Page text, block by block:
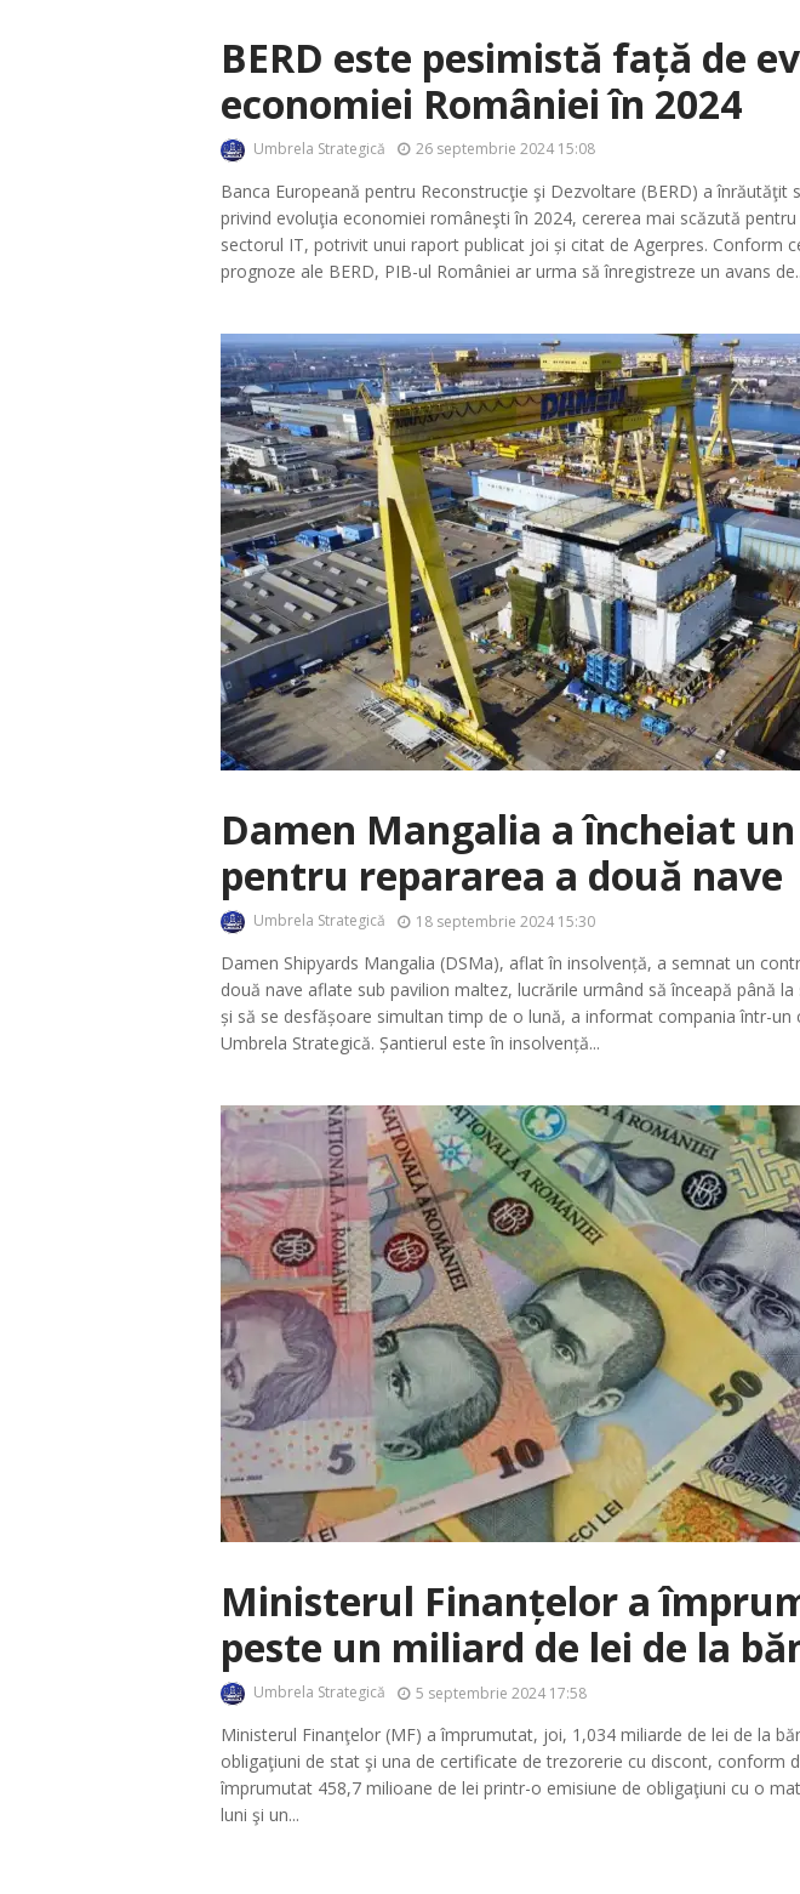
BERD este pesimistă față de
economiei României în 2024
Umbrela Strategică 26 septembrie 2024 15:08
Banca Europeană pentru Reconstrucţie şi Dezvoltare (BERD) a înrăutăţit
privind evoluţia economiei româneşti în 2024, cererea mai scăzută
sectorul IT, potrivit unui raport publicat joi și citat de Agerpres. Conform
prognoze ale BERD, PIB-ul României ar urma să înregistreze un avans
Damen Mangalia a încheiat
pentru repararea a două nave
Umbrela Strategică 18 septembrie 2024 15:30
Damen Shipyards Mangalia (DSMa), aflat în insolvență, a semnat un
două nave aflate sub pavilion maltez, lucrările urmând să înceapă până
și să se desfășoare simultan timp de o lună, a informat compania într-un
Umbrela Strategică. Șantierul este în insolvență...
Ministerul Finanțelor a
peste un miliard de lei de la
Umbrela Strategică 5 septembrie 2024 17:58
Ministerul Finanţelor (MF) a împrumutat, joi, 1,034 miliarde de lei de la
obligaţiuni de stat şi una de certificate de trezorerie cu discont, conform
împrumutat 458,7 milioane de lei printr-o emisiune de obligaţiuni cu o
luni şi un...